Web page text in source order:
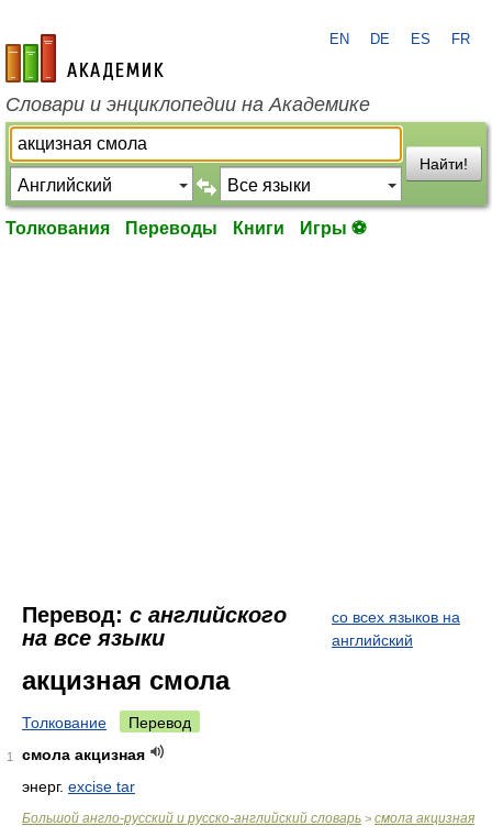
academic.ru
EN DE ES FR
Словари и энциклопедии на Академике
Найти!
Толкования Переводы Книги Игры ⚽
Перевод: с английского
на все языки
со всех языков на
английский
акцизная смола
Толкование Перевод
1
смола акцизная
энерг. excise tar
Большой англо-русский и русско-английский словарь > смола акцизная